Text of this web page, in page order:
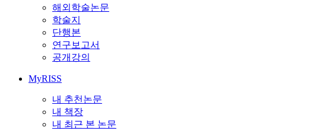
해외학술논문
학술지
단행본
연구보고서
공개강의
MyRISS
내 추천논문
내 책장
내 최근 본 논문